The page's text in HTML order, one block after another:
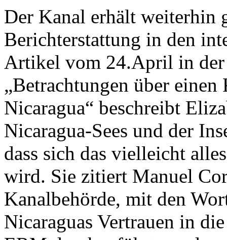
Der Kanal erhält weiterhin
Berichterstattung in den
Artikel vom 24.April in
„Betrachtungen über
Nicaragua“ beschreibt
Nicaragua-Sees und der
dass sich das vielleicht
wird. Sie zitiert Manuel
Kanalbehörde, mit den
Nicaraguas Vertrauen in